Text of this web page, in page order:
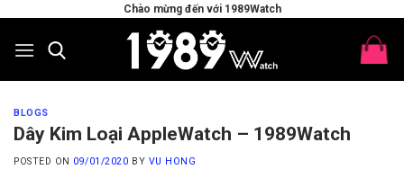
content
Chào mừng đến với 1989Watch
BLOGS
Dây Kim Loại AppleWatch – 1989Watch
POSTED ON 09/01/2020 BY VU HONG